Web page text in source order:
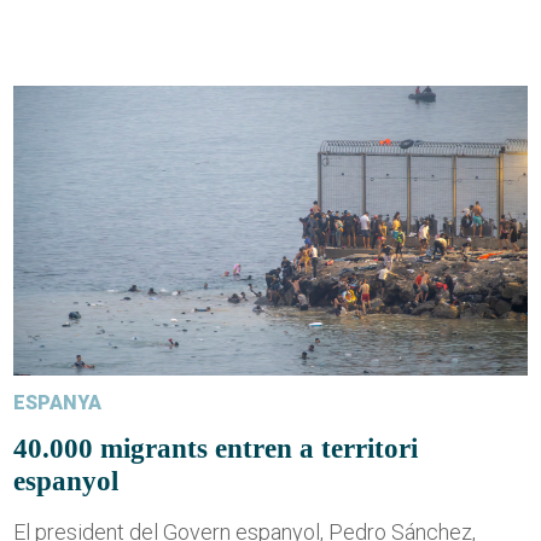
ESPANYA
40.000 migrants entren a territori
espanyol
El president del Govern espanyol, Pedro Sánchez,